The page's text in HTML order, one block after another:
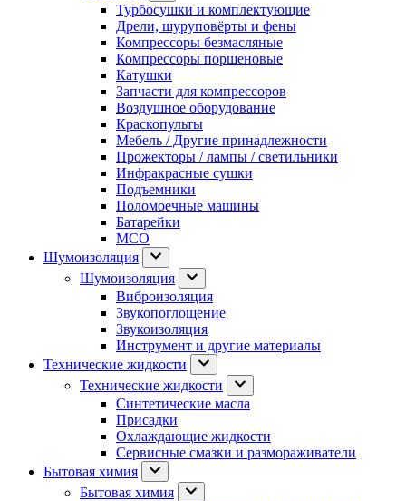
Турбосушки и комплектующие
Дрели, шуруповёрты и фены
Компрессоры безмасляные
Компрессоры поршеновые
Катушки
Запчасти для компрессоров
Воздушное оборудование
Краскопульты
Мебель / Другие принадлежности
Прожекторы / лампы / светильники
Инфракрасные сушки
Подъемники
Поломоечные машины
Батарейки
МСО
Шумоизоляция
Шумоизоляция
Виброизоляция
Звукопоглощение
Звукоизоляция
Инструмент и другие материалы
Технические жидкости
Технические жидкости
Синтетические масла
Присадки
Охлаждающие жидкости
Сервисные смазки и размораживатели
Бытовая химия
Бытовая химия